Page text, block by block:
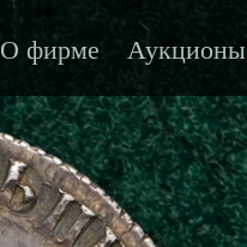
О фирме Аукционы